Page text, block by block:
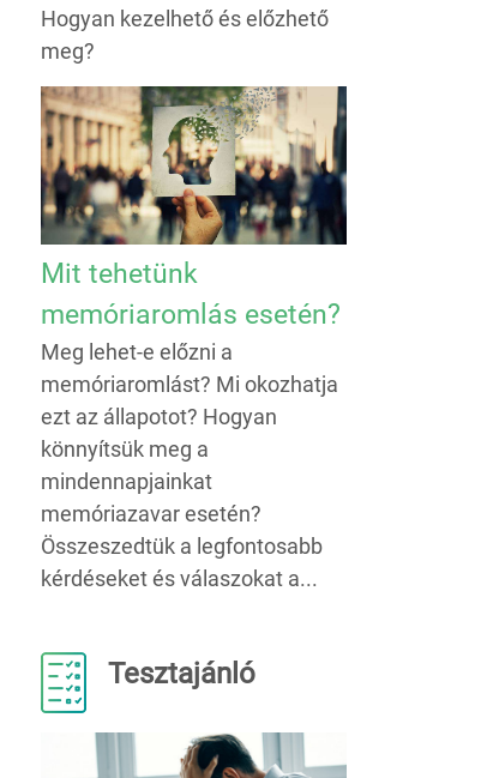
Hogyan kezelhető és előzhető
meg?
Mit tehetünk
memóriaromlás esetén?
Meg lehet-e előzni a
memóriaromlást? Mi okozhatja
ezt az állapotot? Hogyan
könnyítsük meg a
mindennapjainkat
memóriazavar esetén?
Összeszedtük a legfontosabb
kérdéseket és válaszokat a...
Tesztajánló